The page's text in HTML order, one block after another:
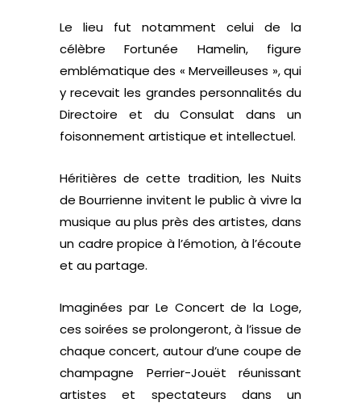
Le lieu fut notamment celui de la
célèbre Fortunée Hamelin, figure
emblématique des « Merveilleuses », qui
y recevait les grandes personnalités du
Directoire et du Consulat dans un
foisonnement artistique et intellectuel.
Héritières de cette tradition, les Nuits
de Bourrienne invitent le public à vivre la
musique au plus près des artistes, dans
un cadre propice à l’émotion, à l’écoute
et au partage.
Imaginées par Le Concert de la Loge,
ces soirées se prolongeront, à l’issue de
chaque concert, autour d’une coupe de
champagne Perrier-Jouët réunissant
artistes et spectateurs dans un